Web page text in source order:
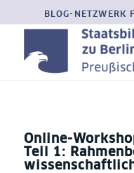
BLOG-NETZWERK
Online-
Teil 1: